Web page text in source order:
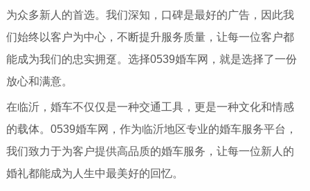
为众多新人的首选。我们深知，口碑是最好的广告，因此我
们始终以客户为中心，不断提升服务质量，让每一位客户都
能成为我们的忠实拥趸。选择0539婚车网，就是选择了一份
放心和满意。
在临沂，婚车不仅仅是一种交通工具，更是一种文化和情感
的载体。0539婚车网，作为临沂地区专业的婚车服务平台，
我们致力于为客户提供高品质的婚车服务，让每一位新人的
婚礼都能成为人生中最美好的回忆。